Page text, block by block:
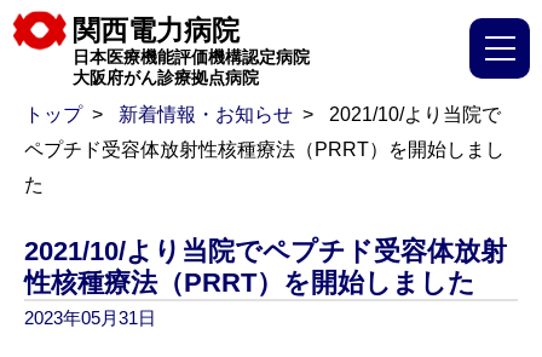
関西電力病院
日本医療機能評価機構認定病院
大阪府がん診療拠点病院
トップ 新着情報・お知らせ
2021/10/より当院で
ペプチド受容体放射性核種療法（PRRT）を開始しまし
た
2021/10/より当院でペプチド受容体放射
性核種療法（PRRT）を開始しました
2023年05月31日